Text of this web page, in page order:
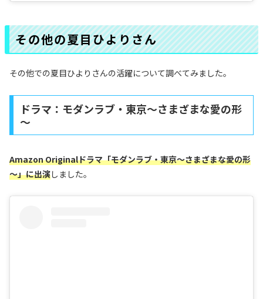
その他の夏目ひよりさん
その他での夏目ひよりさんの活躍について調べてみました。
ドラマ：モダンラブ・東京～さまざまな愛の形
～
Amazon Originalドラマ「モダンラブ・東京～さまざまな愛の形
～」に出演しました。